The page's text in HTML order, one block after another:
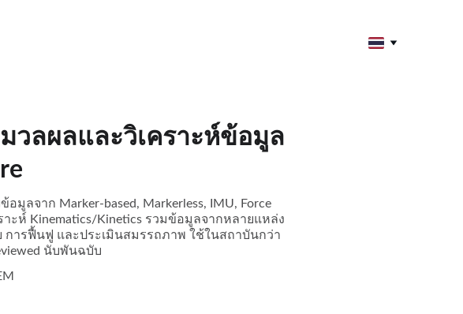
วลผลและวิเคราะห์ข้อมูล
มูลจาก Marker-based, Markerless, IMU, Force
ราะห์ Kinematics/Kinetics รวมข้อมูลจากหลายแหล่ง
การฟื้นฟู และประเมินสมรรถภาพ ใช้ในสถาบันกว่า
นับพันฉบับ